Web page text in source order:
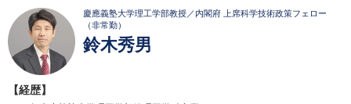
慶應義塾大学理工学部教授／内閣府 上席科学技術政策フェロー
（非常勤）
鈴木秀男
【経歴】